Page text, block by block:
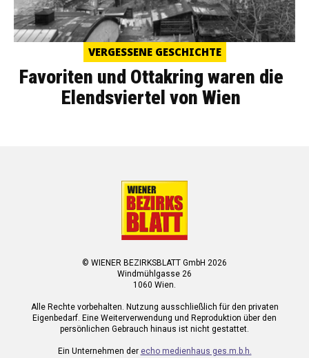
VERGESSENE GESCHICHTE
Favoriten und Ottakring waren die
Elendsviertel von Wien
© WIENER BEZIRKSBLATT GmbH 2026
Windmühlgasse 26
1060 Wien.
Alle Rechte vorbehalten. Nutzung ausschließlich für den privaten
Eigenbedarf. Eine Weiterverwendung und Reproduktion über den
persönlichen Gebrauch hinaus ist nicht gestattet.
Ein Unternehmen der echo medienhaus ges.m.b.h.